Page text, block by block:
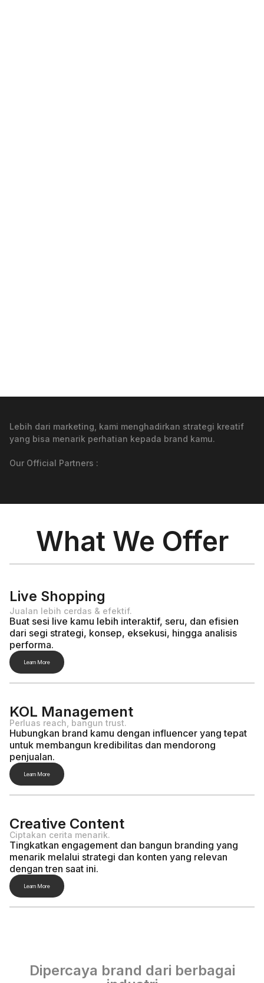
Lebih dari marketing, kami menghadirkan strategi kreatif
yang bisa menarik perhatian kepada brand kamu.
Our Official Partners :
What We Offer
Live Shopping
Jualan lebih cerdas & efektif.
Buat sesi live kamu lebih interaktif, seru, dan efisien
dari segi strategi, konsep, eksekusi, hingga analisis
performa.
Learn More
KOL Management
Perluas reach, bangun trust.
Hubungkan brand kamu dengan influencer yang tepat
untuk membangun kredibilitas dan mendorong
penjualan.
Learn More
Creative Content
Ciptakan cerita menarik.
Tingkatkan engagement dan bangun branding yang
menarik melalui strategi dan konten yang relevan
dengan tren saat ini.
Learn More
Dipercaya brand dari berbagai